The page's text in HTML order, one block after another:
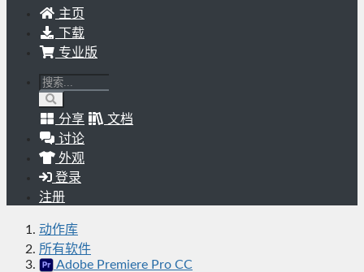
主页
下载
专业版
分享
文档
讨论
外观
登录
注册
动作库
所有软件
Adobe Premiere Pro CC